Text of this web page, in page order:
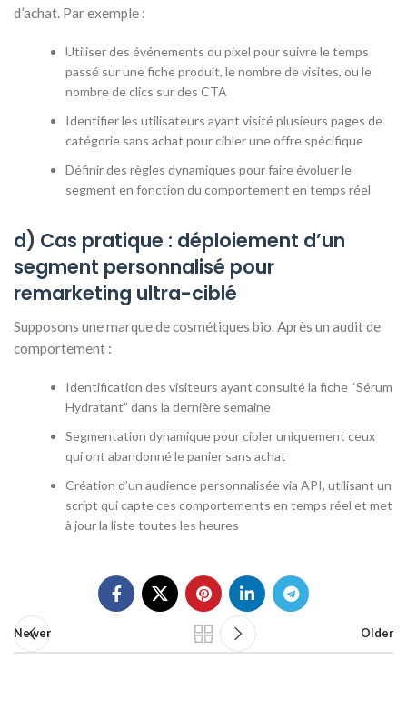
d’achat. Par exemple :
Utiliser des événements du pixel pour suivre le temps
passé sur une fiche produit, le nombre de visites, ou le
nombre de clics sur des CTA
Identifier les utilisateurs ayant visité plusieurs pages de
catégorie sans achat pour cibler une offre spécifique
Définir des règles dynamiques pour faire évoluer le
segment en fonction du comportement en temps réel
d) Cas pratique : déploiement d’un
segment personnalisé pour
remarketing ultra-ciblé
Supposons une marque de cosmétiques bio. Après un audit de
comportement :
Identification des visiteurs ayant consulté la fiche “Sérum
Hydratant” dans la dernière semaine
Segmentation dynamique pour cibler uniquement ceux
qui ont abandonné le panier sans achat
Création d’un audience personnalisée via API, utilisant un
script qui capte ces comportements en temps réel et met
à jour la liste toutes les heures
Newer Older